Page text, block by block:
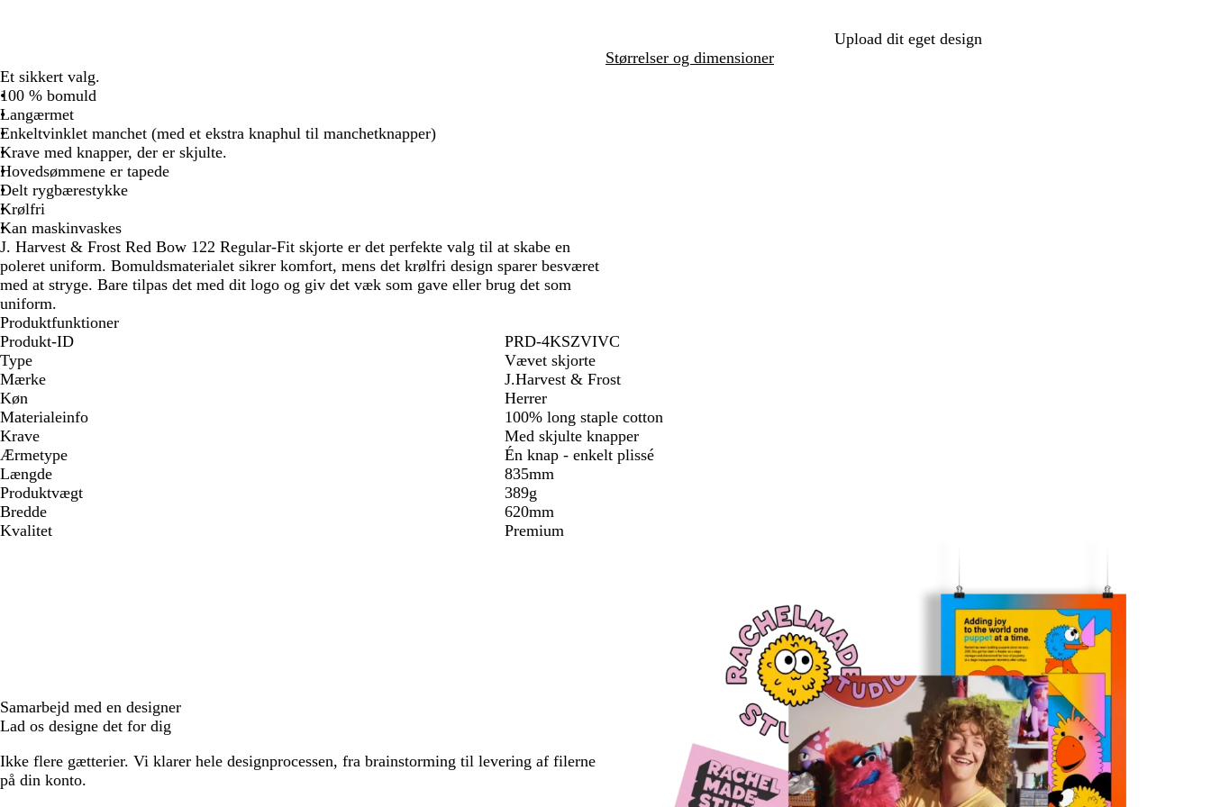
Upload dit eget design
Størrelser og dimensioner
Et sikkert valg.
100 % bomuld
Langærmet
Enkeltvinklet manchet (med et ekstra knaphul til manchetknapper)
Krave med knapper, der er skjulte.
Hovedsømmene er tapede
Delt rygbærestykke
Krølfri
Kan maskinvaskes
J. Harvest & Frost Red Bow 122 Regular-Fit skjorte er det perfekte valg til at skabe en
poleret uniform. Bomuldsmaterialet sikrer komfort, mens det krølfri design sparer besværet
med at stryge. Bare tilpas det med dit logo og giv det væk som gave eller brug det som
uniform.
Produktfunktioner
Produkt-ID
PRD-4KSZVIVC
Type
Vævet skjorte
Mærke
J.Harvest & Frost
Køn
Herrer
Materialeinfo
100% long staple cotton
Krave
Med skjulte knapper
Ærmetype
Én knap - enkelt plissé
Længde
835mm
Produktvægt
389g
Bredde
620mm
Kvalitet
Premium
Samarbejd med en designer
Lad os designe det for dig
Ikke flere gætterier. Vi klarer hele designprocessen, fra brainstorming til levering af filerne
på din konto.